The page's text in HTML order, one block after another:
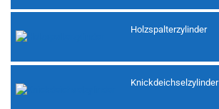
Holzspalterzylinder
Knickdeichselzylinder